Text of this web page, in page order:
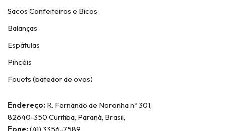
Sacos Confeiteiros e Bicos
Balanças
Espátulas
Pincéis
Fouets (batedor de ovos)
Endereço: R. Fernando de Noronha nº 301,
82640-350 Curitiba, Paraná, Brasil,